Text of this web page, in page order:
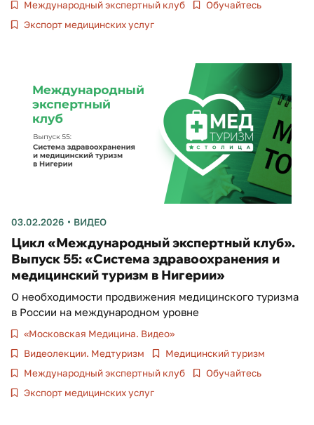
Международный экспертный клуб
Обучайтесь
Экспорт медицинских услуг
03.02.2026 ВИДЕО
Цикл «Международный экспертный клуб».
Выпуск 55: «Система здравоохранения и
медицинский туризм в Нигерии»
О необходимости продвижения медицинского туризма
в России на международном уровне
«Московская Медицина. Видео»
Видеолекции. Медтуризм
Медицинский туризм
Международный экспертный клуб
Обучайтесь
Экспорт медицинских услуг